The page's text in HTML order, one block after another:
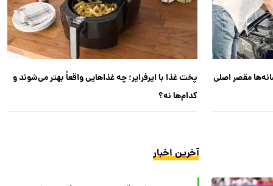
مقصر اصلی
پخت غذا با ایرفرایر؛ چه غذاهایی واقعاً بهتر می‌شوند و
کدام‌ها نه؟
آخرین اخبار